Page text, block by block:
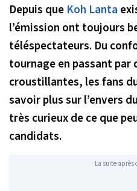
Depuis que Koh Lanta
l’émission ont toujours
téléspectateurs. Du
tournage en passant par
croustillantes, les fans
savoir plus sur l’envers
très curieux de ce que
candidats.
La suite